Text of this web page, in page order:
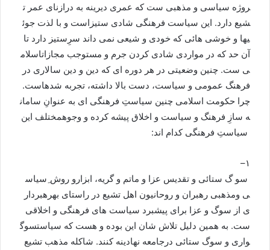
روژه سیاسی و مذهبی ست که عمری دیرینه به درازنای عمر ت
شیع دارد. این سیاست فرهنگی شادی ستیزاست و با لذت جوئ
یها و خوشی هائی که خودی و شیعی نمی داند سرِستیز دارد تا
آن حد که در مواردی شادی کردن جرم و مستوجب مجازاتاسلام
ی ست. چنین وضعیتی در هر دوره ای که دین و دین سالاری در
فرهنگ عمومی و سیاست، دست بالا داشته، تجربه شدهاست.
چرا حکومت اسلامی چنین سیاستِ فرهنگی ای به عنوانِ سامان
ه سازِ فرهنگ و سیاست و اخلاق پیشه کرده و وجوهمختلف این
سیاستِ فرهنگی کدام اند:
۱–
سو گ ستائی و تقدیس عزا و ماتم و گریه، ابزارو روش ِسیاس
ی ومذهبی رهبران و روحانیون اهل تشیع در راستای بهرهبردار
ی از سوگ و عزا برای پیشبرد سیاست های فرهنگی و اخلاقی
ست. به همین دلیل تلاش شان این بوده و هست که سیاستسوگ
واری و سوگ ستائی درجامعه نهادینه کنند. شاکله مذهب تشیع